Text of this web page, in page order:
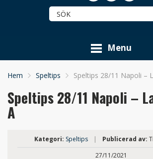
Menu
Hem Speltips Speltips 28/11 Napoli –
Speltips 28/11 Napoli –
A
Kategori: Speltips | Publicerad av:
27/11/2021